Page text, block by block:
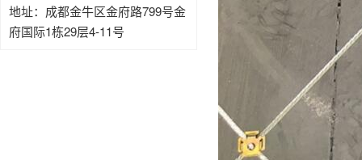
地址：成都金牛区金府路799号金
府国际1栋29层4-11号